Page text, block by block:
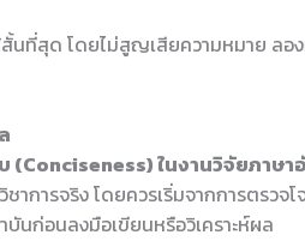
นที่สุด โดยไม่สูญเสียความหมาย ลอ
(Conciseness) ในงานวิจัยภาษ
าการจริง โดยควรเริ่มจากการตรวจ
นก่อนลงมือเขียนหรือวิเคราะห์ผล